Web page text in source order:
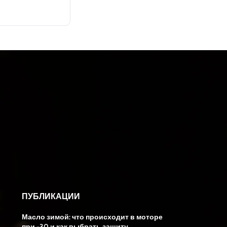
ПУБЛИКАЦИИ
Масло зимой: что происходит в моторе